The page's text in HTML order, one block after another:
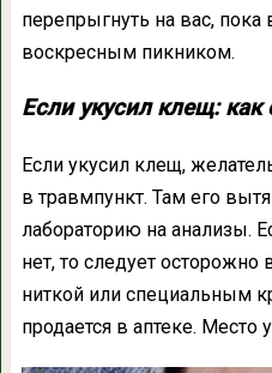
перепрыгнуть на вас,
воскресным пикником.
Если укусил клещ: как
Если укусил клещ,
в травмпункт. Там его
лабораторию на анализы.
нет, то следует осторожно
ниткой или специальным
продается в аптеке. Место